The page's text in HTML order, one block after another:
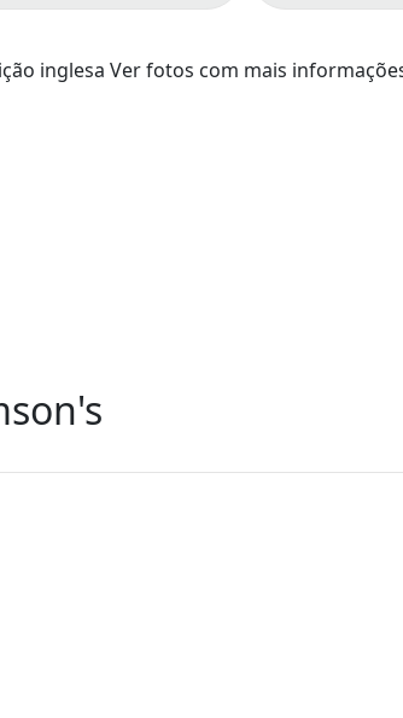
inglesa Ver fotos com mais